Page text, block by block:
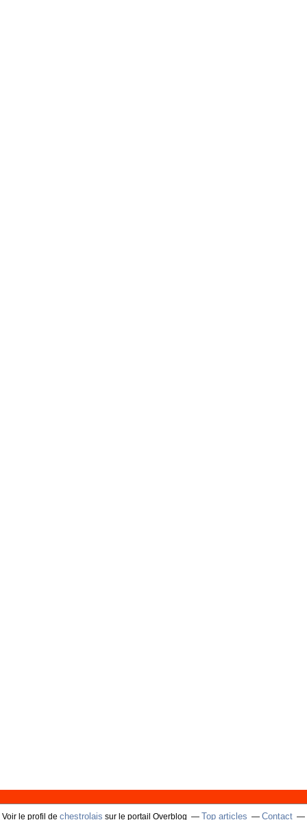
Voir le profil de chestrolais sur le portail Overblog Top articles Contact